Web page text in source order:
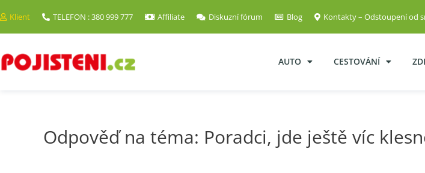
Klient TELEFON : 380 999 777 Affiliate Diskuzní fórum Blog Kontakty – Odstoupení od
AUTO CESTOVÁNÍ
Odpověď na téma: Poradci, jde ještě víc